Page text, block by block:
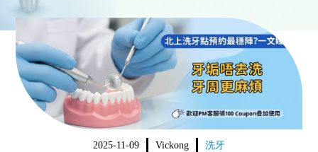
品牌介紹
環境設備
醫院新聞
收費標準
收費總表
植牙收費
根管收費
美學收費
醫生團隊
門診時間
2025-11-09 Vickong 洗牙